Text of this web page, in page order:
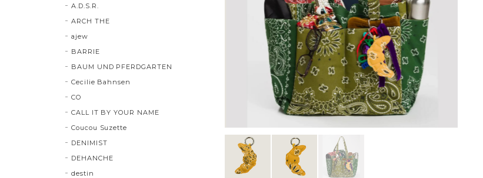
A.D.S.R.
ARCH THE
ajew
BARRIE
BAUM UND PFERDGARTEN
Cecilie Bahnsen
CO
CALL IT BY YOUR NAME
Coucou Suzette
DENIMIST
DEHANCHE
destin